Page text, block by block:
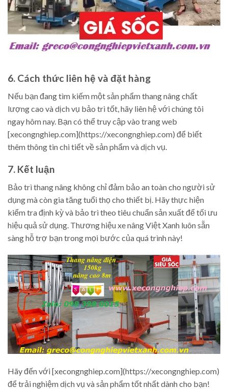
6. Cách thức liên hệ và đặt hàng
Nếu bạn đang tìm kiếm một sản phẩm thang nâng chất
lượng cao và dịch vụ bảo trì tốt, hãy liên hệ với chúng tôi
ngay hôm nay. Bạn có thể truy cập vào trang web
[xecongnghiep.com](https://xecongnghiep.com) để biết
thêm thông tin chi tiết về sản phẩm và dịch vụ.
7. Kết luận
Bảo trì thang nâng không chỉ đảm bảo an toàn cho người sử
dụng mà còn gia tăng tuổi thọ cho thiết bị. Hãy thực hiện
kiểm tra định kỳ và bảo trì theo tiêu chuẩn sản xuất để tối ưu
hiệu quả sử dụng. Thương hiệu xe nâng Việt Xanh luôn sẵn
sàng hỗ trợ bạn trong mọi bước của quá trình này!
Hãy đến với [xecongnghiep.com](https://xecongnghiep.com)
để trải nghiệm dịch vụ và sản phẩm tốt nhất dành cho bạn!